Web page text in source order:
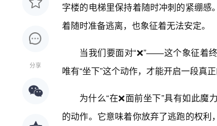
分享
字楼的电梯里保持着随时冲刺的紧绷
着随时准备逃离，也象征着无法安定。
当我们要面对“❌”——这个象征着
唯有“坐下”这个动作，才能开启一段真
为什么“在❌面前坐下”具有如此
的动作。它意味着你放弃了逃跑的权